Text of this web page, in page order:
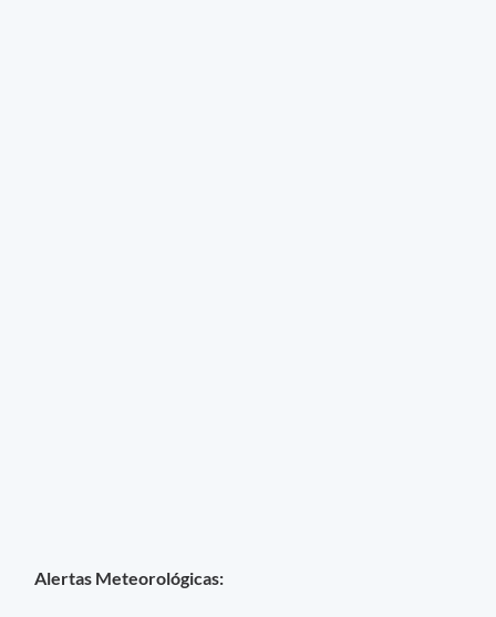
Alertas Meteorológicas: